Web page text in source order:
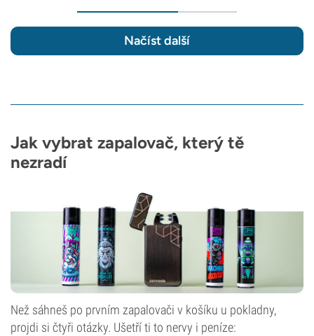
Načíst další
Jak vybrat zapalovač, který tě
nezradí
Než sáhneš po prvním zapalovači v košíku u pokladny,
projdi si čtyři otázky. Ušetří ti to nervy i peníze: